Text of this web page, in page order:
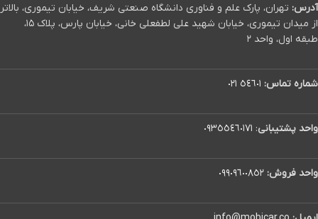
آدرس: تهران، پارک علم و فناوری دانشگاه صنعتی شریف، خیابان تیموری، بالاتر
از میدان تیموری، خیابان شهید علی لطفعلی خانی، خیابان پارس، پلاک ۱۵،
طبقه اول، واحد ۲
شماره تماس: ٥٤٦٠١ ٠٢١
واحد پشتیبانی: ٠٩٣٥٥٤٦٠١٧١
واحد فروش: ٠٩٩٠٩٦٠٠٨٥٢